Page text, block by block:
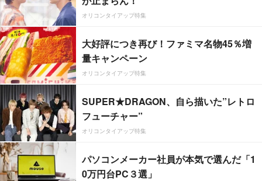
オリコンタイアップ特集
大好評につき再び！ファミマ名物45％増
量キャンペーン
オリコンタイアップ特集
SUPER★DRAGON、自ら描いた”レトロ
フューチャー”
オリコンタイアップ特集
パソコンメーカー社員が本気で選んだ「1
0万円台PC３選」